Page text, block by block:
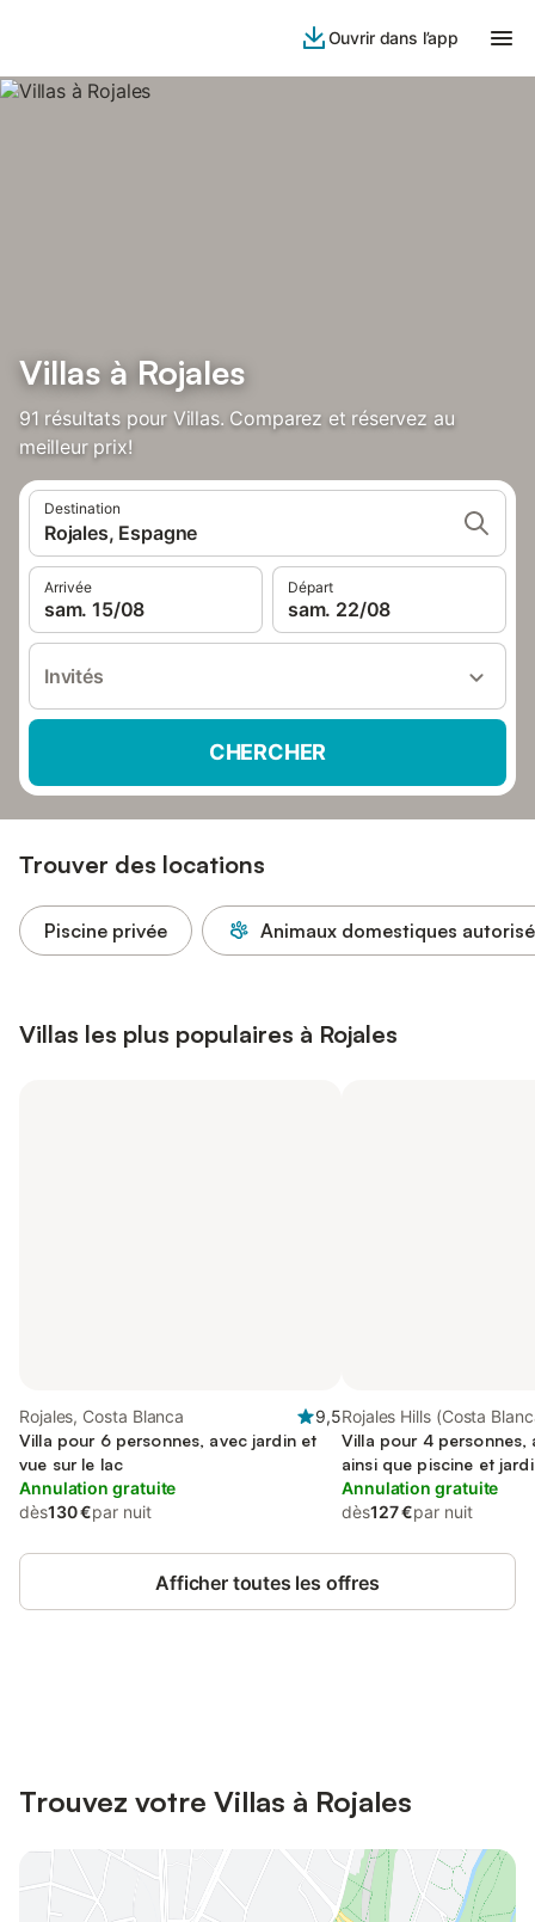
Ouvrir dans l’app
Villas à Rojales
91 résultats pour Villas. Comparez et réservez au
meilleur prix!
Destination
Rojales, Espagne
Arrivée
sam. 15/08
Départ
sam. 22/08
Invités
CHERCHER
Trouver des locations
Piscine privée Animaux domestiques
Villas les plus populaires à Rojales
Rojales, Costa Blanca
9,5
Villa pour 6 personnes, avec jardin et
vue sur le lac
Annulation gratuite
dès130 €par nuit
Rojales Hills (Costa
Villa pour 4 personnes,
ainsi que piscine et
Annulation gratuite
dès127 €par nuit
Afficher toutes les offres
Trouvez votre Villas à Rojales